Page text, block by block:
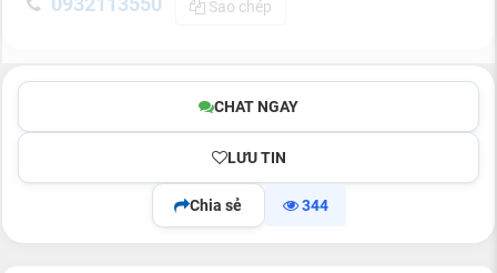
Sao chép
CHAT NGAY
LƯU TIN
Chia sẻ 344